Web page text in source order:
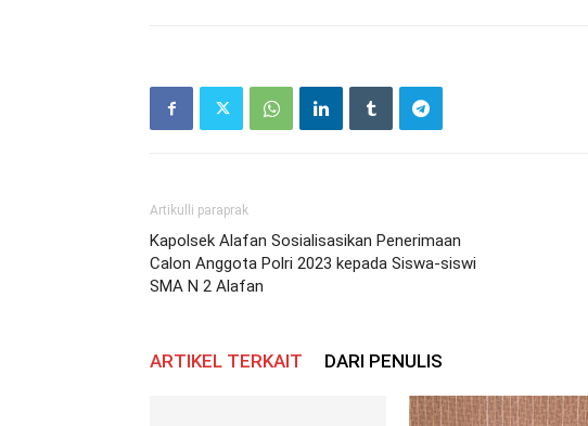
Artikulli paraprak
Kapolsek Alafan Sosialisasikan Penerimaan
Calon Anggota Polri 2023 kepada Siswa-siswi
SMA N 2 Alafan
ARTIKEL TERKAIT DARI PENULIS